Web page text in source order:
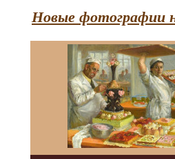
Новые фотографии